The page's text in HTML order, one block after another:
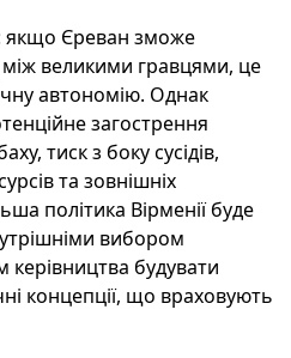
якщо Єреван зможе
великими гравцями, це
автономію. Однак
загострення
тиск з боку сусідів,
та зовнішніх
політика Вірменії буде
вибором
керівництва будувати
концепції, що враховують